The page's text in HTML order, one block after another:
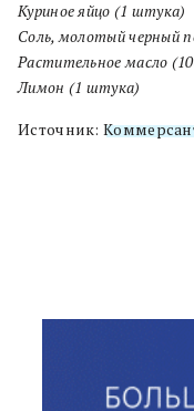
Куриное яйцо (1 штука)
Соль, молотый черный
Растительное масло
Лимон (1 штука)
Источник: